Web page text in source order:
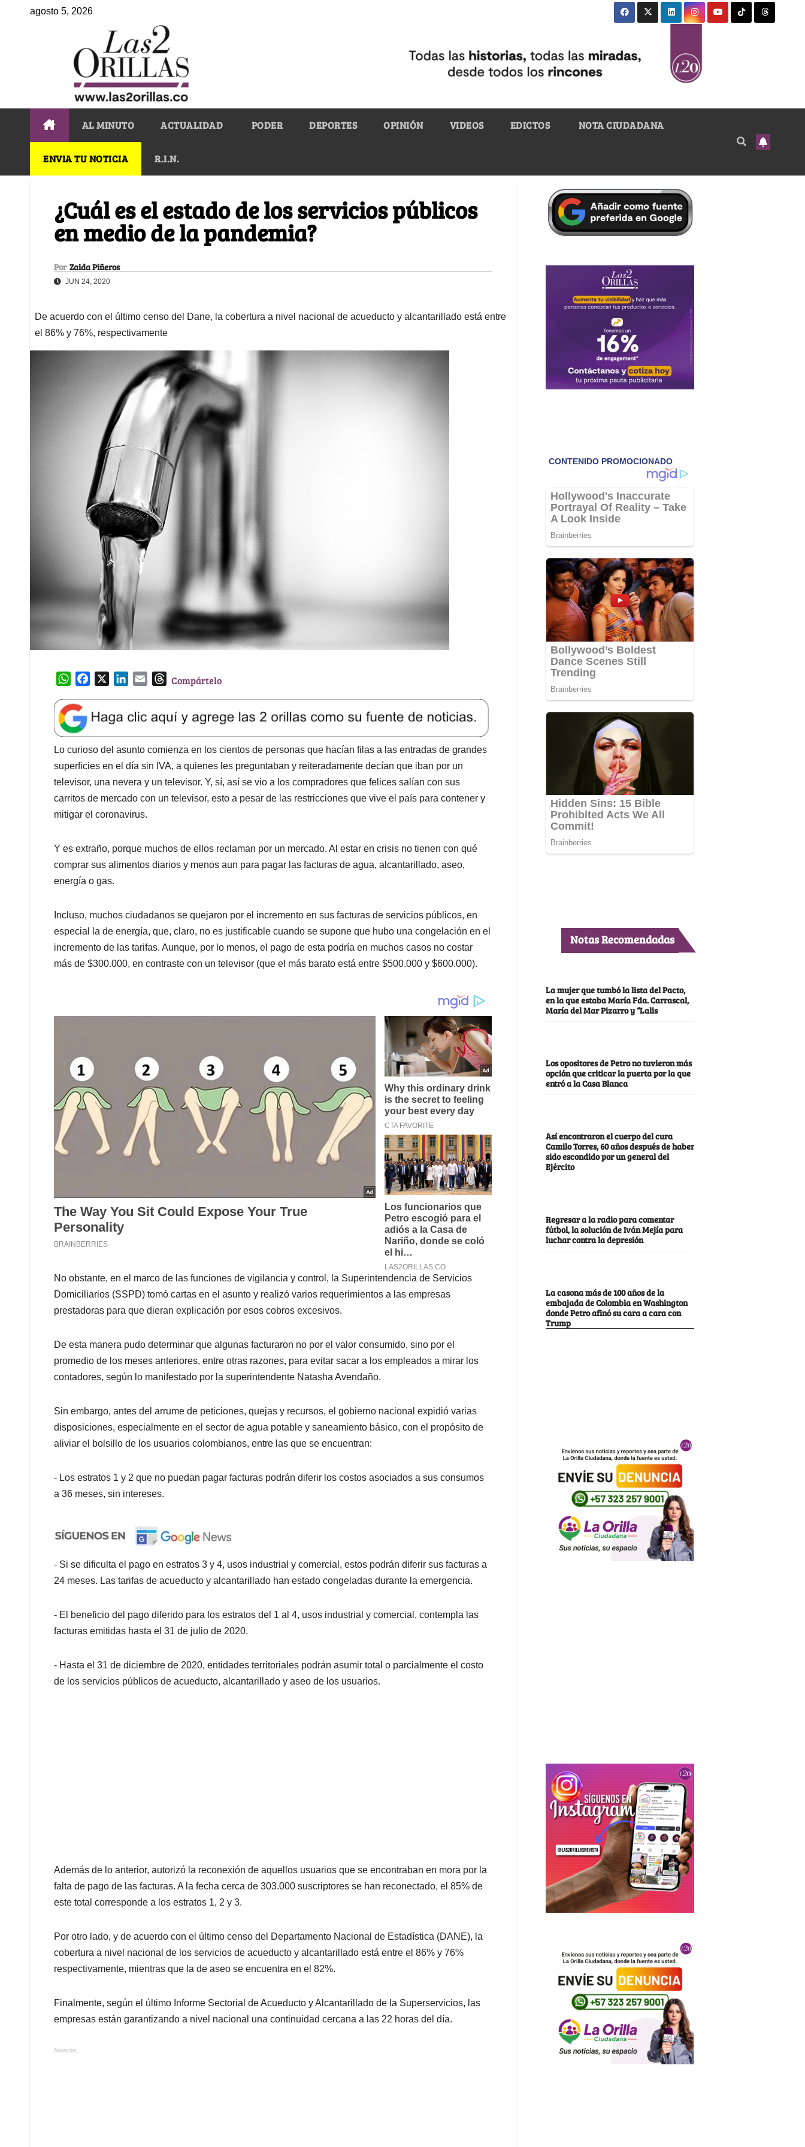
agosto 5, 2026
AL MINUTO ACTUALIDAD PODER DEPORTES OPINIÓN VIDEOS EDICTOS NOTA CIUDADANA
ENVIA TU NOTICIA R.I.N.
¿Cuál es el estado de los servicios públicos
en medio de la pandemia?
Por Zaida Piñeros
JUN 24, 2020
De acuerdo con el último censo del Dane, la cobertura a nivel nacional de acueducto y alcantarillado está entre
el 86% y 76%, respectivamente
W
a
t
s
A
p
p
e
b
o
o
k
k
e
d
I
n
l
T
e
a
d
s
Compártelo
Lo curioso del asunto comienza en los cientos de personas que hacían filas a las entradas de grandes
superficies en el día sin IVA, a quienes les preguntaban y reiteradamente decían que iban por un
televisor, una nevera y un televisor. Y, sí, así se vio a los compradores que felices salían con sus
carritos de mercado con un televisor, esto a pesar de las restricciones que vive el país para contener y
mitigar el coronavirus.
Y es extraño, porque muchos de ellos reclaman por un mercado. Al estar en crisis no tienen con qué
comprar sus alimentos diarios y menos aun para pagar las facturas de agua, alcantarillado, aseo,
energía o gas.
Incluso, muchos ciudadanos se quejaron por el incremento en sus facturas de servicios públicos, en
especial la de energía, que, claro, no es justificable cuando se supone que hubo una congelación en el
incremento de las tarifas. Aunque, por lo menos, el pago de esta podría en muchos casos no costar
más de $300.000, en contraste con un televisor (que el más barato está entre $500.000 y $600.000).
No obstante, en el marco de las funciones de vigilancia y control, la Superintendencia de Servicios
Domiciliarios (SSPD) tomó cartas en el asunto y realizó varios requerimientos a las empresas
prestadoras para que dieran explicación por esos cobros excesivos.
De esta manera pudo determinar que algunas facturaron no por el valor consumido, sino por el
promedio de los meses anteriores, entre otras razones, para evitar sacar a los empleados a mirar los
contadores, según lo manifestado por la superintendente Natasha Avendaño.
Sin embargo, antes del arrume de peticiones, quejas y recursos, el gobierno nacional expidió varias
disposiciones, especialmente en el sector de agua potable y saneamiento básico, con el propósito de
aliviar el bolsillo de los usuarios colombianos, entre las que se encuentran:
- Los estratos 1 y 2 que no puedan pagar facturas podrán diferir los costos asociados a sus consumos
a 36 meses, sin intereses.
- Si se dificulta el pago en estratos 3 y 4, usos industrial y comercial, estos podrán diferir sus facturas a
24 meses. Las tarifas de acueducto y alcantarillado han estado congeladas durante la emergencia.
- El beneficio del pago diferido para los estratos del 1 al 4, usos industrial y comercial, contempla las
facturas emitidas hasta el 31 de julio de 2020.
- Hasta el 31 de diciembre de 2020, entidades territoriales podrán asumir total o parcialmente el costo
de los servicios públicos de acueducto, alcantarillado y aseo de los usuarios.
Además de lo anterior, autorizó la reconexión de aquellos usuarios que se encontraban en mora por la
falta de pago de las facturas. A la fecha cerca de 303.000 suscriptores se han reconectado, el 85% de
este total corresponde a los estratos 1, 2 y 3.
Por otro lado, y de acuerdo con el último censo del Departamento Nacional de Estadística (DANE), la
cobertura a nivel nacional de los servicios de acueducto y alcantarillado está entre el 86% y 76%
respectivamente, mientras que la de aseo se encuentra en el 82%.
Finalmente, según el último Informe Sectorial de Acueducto y Alcantarillado de la Superservicios, las
empresas están garantizando a nivel nacional una continuidad cercana a las 22 horas del día.
Anuncios.
Notas Recomendadas
La mujer que tumbó la lista del Pacto,
en la que estaba María Fda. Carrascal,
María del Mar Pizarro y “Lalis
Los opositores de Petro no tuvieron más
opción que criticar la puerta por la que
entró a la Casa Blanca
Así encontraron el cuerpo del cura
Camilo Torres, 60 años después de haber
sido escondido por un general del
Ejército
Regresar a la radio para comentar
fútbol, la solución de Iván Mejía para
luchar contra la depresión
La casona más de 100 años de la
embajada de Colombia en Washington
donde Petro afinó su cara a cara con
Trump